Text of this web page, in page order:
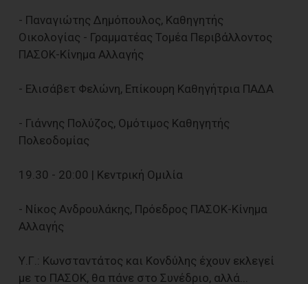
- Παναγιώτης Δημόπουλος, Καθηγητής
Οικολογίας - Γραμματέας Τομέα Περιβάλλοντος
ΠΑΣΟΚ-Κίνημα Αλλαγής
- Ελισάβετ Φελώνη, Επίκουρη Καθηγήτρια ΠΑΔΑ
- Γιάννης Πολύζος, Ομότιμος Καθηγητής
Πολεοδομίας
19.30 - 20:00 | Κεντρική Ομιλία
- Νίκος Ανδρουλάκης, Πρόεδρος ΠΑΣΟΚ-Κίνημα
Αλλαγής
Υ.Γ.: Κωνσταντάτος και Κονδύλης έχουν εκλεγεί
με το ΠΑΣΟΚ, θα πάνε στο Συνέδριο, αλλά...